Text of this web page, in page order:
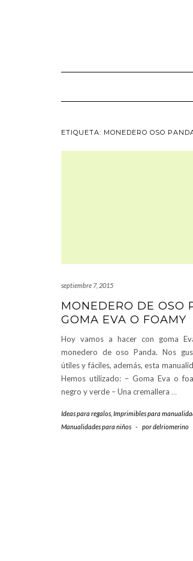
ETIQUETA: MONEDERO OSO
septiembre 7, 2015
MONEDERO DE OSO
GOMA EVA O FOAMY
Hoy vamos a hacer con goma
monedero de oso Panda. Nos
útiles y fáciles, además, esta
Hemos utilizado: – Goma Eva o
negro y verde – Una cremallera …
Ideas para regalos Imprimibles para
Manualidades para niños - pordelriomerino